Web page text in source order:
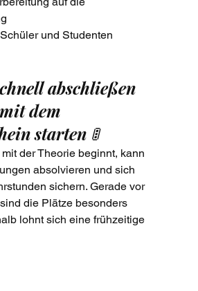
und Studenten
abschließen
dem
starten 🚦
der Theorie beginnt, kann
absolvieren und sich
sichern. Gerade vor
die Plätze besonders
lohnt sich eine frühzeitige